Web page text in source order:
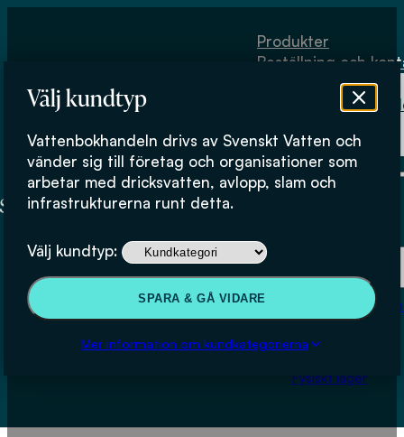
Välj kundtyp
Vattenbokhandeln drivs av Svenskt Vatten och
vänder sig till företag och organisationer som
arbetar med dricksvatten, avlopp, slam och
infrastrukturerna runt detta.
Välj kundtyp:
SPARA & GÅ VIDARE
Mer information om kundkategorierna
Produkter
Beställning och
Fysiskt lager
Beställning och kontakt
Om
Köpvillkor
Fysiskt lager